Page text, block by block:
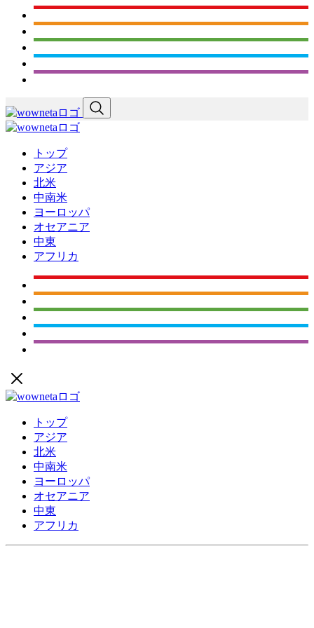
トップ
アジア
北米
中南米
ヨーロッパ
オセアニア
中東
アフリカ
トップ
アジア
北米
中南米
ヨーロッパ
オセアニア
中東
アフリカ